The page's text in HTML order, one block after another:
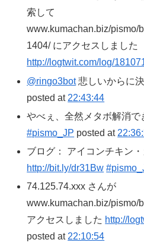
索して
www.kumachan.biz/pismo/
1404/ にアクセスしました
http://logtwit.com/log/
@ringo3bot悲しいからに
posted at 22:43:44
やべぇ、全然メタボ解消で
#pismo_JP posted at
ブログ： アイコンチキン
http://bit.ly/dr31Bw
74.125.74.xxx さんが
www.kumachan.biz/pismo/
アクセスしました http://
posted at 22:10:54